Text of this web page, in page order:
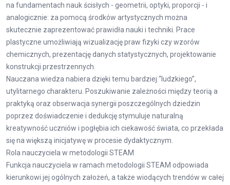
na fundamentach nauk ścisłych - geometrii, optyki, proporcji - i
analogicznie: za pomocą środków artystycznych można
skutecznie zaprezentować prawidła nauki i techniki. Prace
plastyczne umożliwiają wizualizację praw fizyki czy wzorów
chemicznych, prezentację danych statystycznych, projektowanie
konstrukcji przestrzennych.
Nauczana wiedza nabiera dzięki temu bardziej “ludzkiego”,
utylitarnego charakteru. Poszukiwanie zależności między teorią a
praktyką oraz obserwacja synergii poszczególnych dziedzin
poprzez doświadczenie i dedukcję stymuluje naturalną
kreatywność uczniów i pogłębia ich ciekawość świata, co przekłada
się na większą inicjatywę w procesie dydaktycznym.
Rola nauczyciela w metodologii STEAM
Funkcja nauczyciela w ramach metodologii STEAM odpowiada
kierunkowi jej ogólnych założeń, a także wiodących trendów w całej